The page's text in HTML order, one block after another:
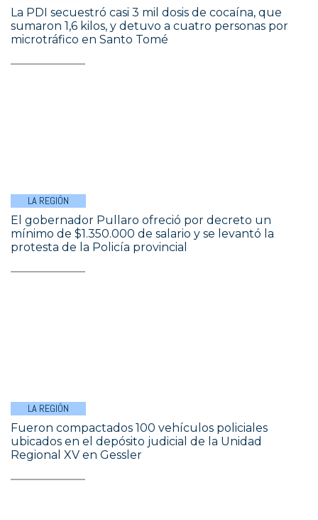
La PDI secuestró casi 3 mil dosis de cocaína, que
sumaron 1,6 kilos, y detuvo a cuatro personas por
microtráfico en Santo Tomé
LA REGIÓN
El gobernador Pullaro ofreció por decreto un
mínimo de $1.350.000 de salario y se levantó la
protesta de la Policía provincial
LA REGIÓN
Fueron compactados 100 vehículos policiales
ubicados en el depósito judicial de la Unidad
Regional XV en Gessler